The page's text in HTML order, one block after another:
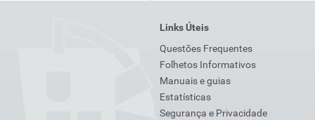
Links Úteis
Questões Frequentes
Folhetos Informativos
Manuais e guias
Estatísticas
Segurança e Privacidade